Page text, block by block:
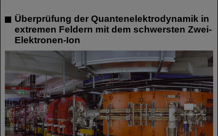
Überprüfung der Quantenelektrodynamik in
extremen Feldern mit dem schwersten Zwei-
Elektronen-Ion